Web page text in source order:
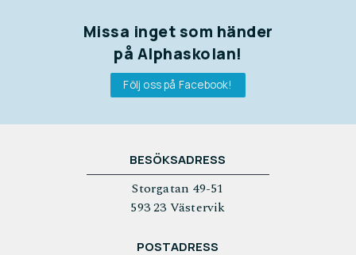
Missa inget som händer
på Alphaskolan!
Följ oss på Facebook!
BESÖKSADRESS
Storgatan 49-51
593 23 Västervik
POSTADRESS